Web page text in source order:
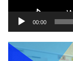
00:00